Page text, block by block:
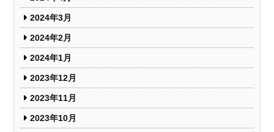
2024年3月
2024年2月
2024年1月
2023年12月
2023年11月
2023年10月